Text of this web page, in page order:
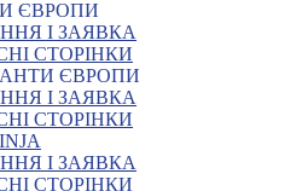
ЄВРОПИ
І ЗАЯВКА
СТОРІНКИ
ЄВРОПИ
І ЗАЯВКА
СТОРІНКИ
І ЗАЯВКА
СТОРІНКИ